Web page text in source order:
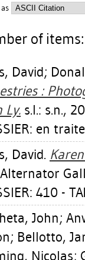
of
David;
:
Ly. s.l.: s.n.,
en
David.
Alternator
410 -
John;
; Bellotto,
Nicolas;